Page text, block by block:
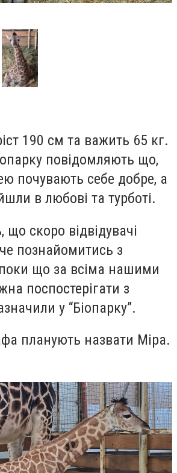
190 см та важить 65 кг.
повідомляють що,
почувають себе добре, а
в любові та турботі.
що скоро відвідувачі
познайомитись з
що за всіма нашими
поспостерігати з
у “Біопарку”.
планують назвати Міра.